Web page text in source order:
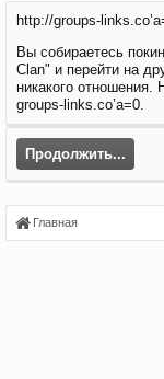
http://groups-
Вы собираетесь
Clan" и перейти на
никакого отношения.
groups-links.co’a=0.
Продолжить...
Главная